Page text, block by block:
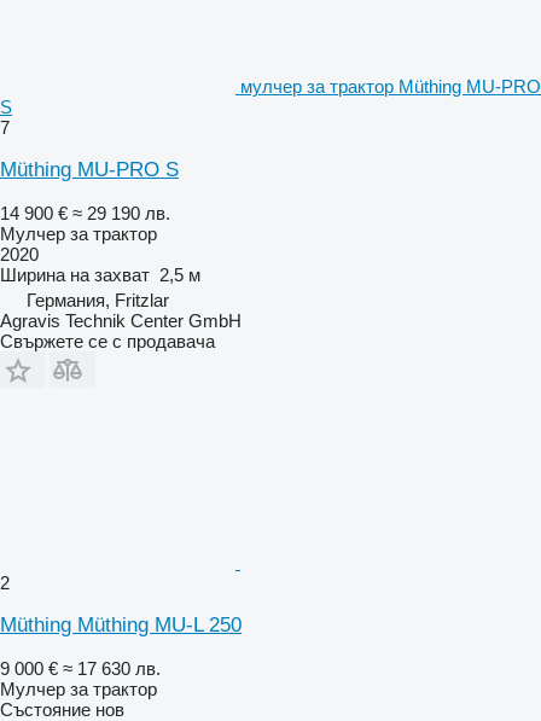
мулчер за трактор Müthing MU-PRO
S
7
Müthing MU-PRO S
14 900 € ≈ 29 190 лв.
Мулчер за трактор
2020
Ширина на захват 2,5 м
Германия, Fritzlar
Agravis Technik Center GmbH
Свържете се с продавача
2
Müthing Müthing MU-L 250
9 000 € ≈ 17 630 лв.
Мулчер за трактор
Състояние нов